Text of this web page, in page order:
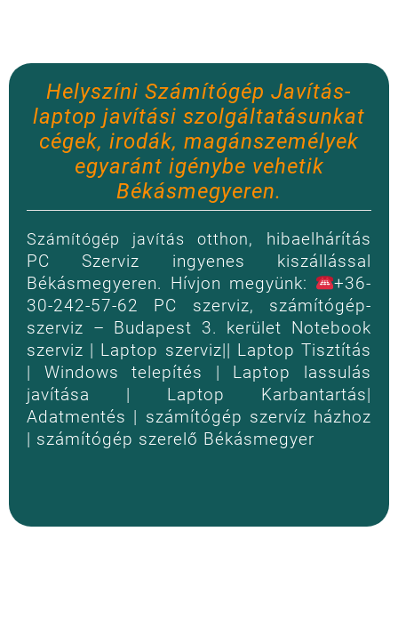
Helyszíni Számítógép Javítás-
laptop javítási szolgáltatásunkat
cégek, irodák, magánszemélyek
egyaránt igénybe vehetik
Békásmegyeren.
Számítógép javítás otthon, hibaelhárítás
PC Szerviz ingyenes kiszállással
Békásmegyeren. Hívjon megyünk:
+36-
30-242-57-62 PC szerviz, számítógép-
szerviz – Budapest 3. kerület Notebook
szerviz | Laptop szerviz|| Laptop Tisztítás
| Windows telepítés | Laptop lassulás
javítása | Laptop Karbantartás|
Adatmentés | számítógép szervíz házhoz
| számítógép szerelő Békásmegyer